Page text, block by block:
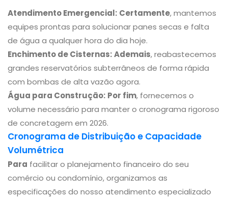
Atendimento Emergencial: Certamente, mantemos
equipes prontas para solucionar panes secas e falta
de água a qualquer hora do dia hoje.
Enchimento de Cisternas:Ademais, reabastecemos
grandes reservatórios subterrâneos de forma rápida
com bombas de alta vazão agora.
Água para Construção: Por fim, fornecemos o
volume necessário para manter o cronograma rigoroso
de concretagem em 2026.
Cronograma de Distribuição e Capacidade
Volumétrica
Para facilitar o planejamento financeiro do seu
comércio ou condomínio, organizamos as
especificações do nosso atendimento especializado